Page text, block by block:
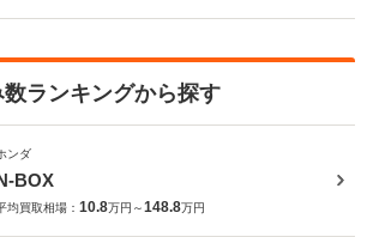
ランキングから探す
ンダ
BOX
均買取相場： 10.8万円～148.8万円